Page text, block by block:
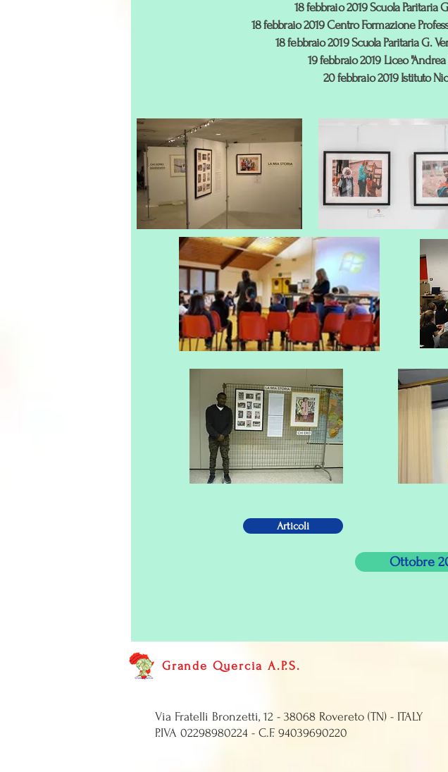
18 febbraio 2019 Scuola Paritaria
18 febbraio 2019 Centro Formazione
18 febbraio 2019 Scuola Paritaria G.
19 febbraio 2019 Liceo
20 febbraio 2019 Istituto
Articoli
Ottobre
Grande Quercia A.P.S.
Via Fratelli Bronzetti, 12 - 38068
P.IVA 02298980224 - C.F.